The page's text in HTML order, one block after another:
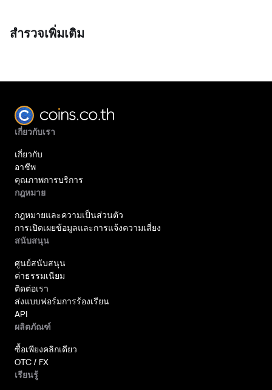
สำรวจเพิ่มเติม
เกี่ยวกับเรา
เกี่ยวกับ
อาชีพ
คุณภาพการบริการ
กฎหมาย
กฎหมายและความเป็นส่วนตัว
การเปิดเผยข้อมูลและการแจ้งความเสี่ยง
สนับสนุน
ศูนย์สนับสนุน
ค่าธรรมเนียม
ติดต่อเรา
ส่งแบบฟอร์มการร้องเรียน
API
ผลิตภัณฑ์
ซื้อเพียงคลิกเดียว
OTC / FX
เรียนรู้